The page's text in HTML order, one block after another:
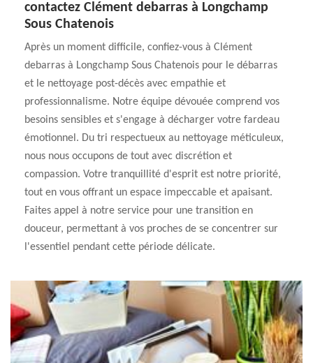
contactez Clément debarras à Longchamp
Sous Chatenois
Après un moment difficile, confiez-vous à Clément
debarras à Longchamp Sous Chatenois pour le débarras
et le nettoyage post-décès avec empathie et
professionnalisme. Notre équipe dévouée comprend vos
besoins sensibles et s'engage à décharger votre fardeau
émotionnel. Du tri respectueux au nettoyage méticuleux,
nous nous occupons de tout avec discrétion et
compassion. Votre tranquillité d'esprit est notre priorité,
tout en vous offrant un espace impeccable et apaisant.
Faites appel à notre service pour une transition en
douceur, permettant à vos proches de se concentrer sur
l'essentiel pendant cette période délicate.